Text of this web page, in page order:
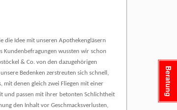
die Idee mit unseren Apothekengläsern
Kundenbefragungen wussten wir schon
& Co. von den dazugehörigen
Bedenken zerstreuten sich schnell,
mit denen gleich zwei Fliegen mit einer
und passen mit ihrer betonten Schlichtheit
den Inhalt vor Geschmacksverlusten,
Beratung